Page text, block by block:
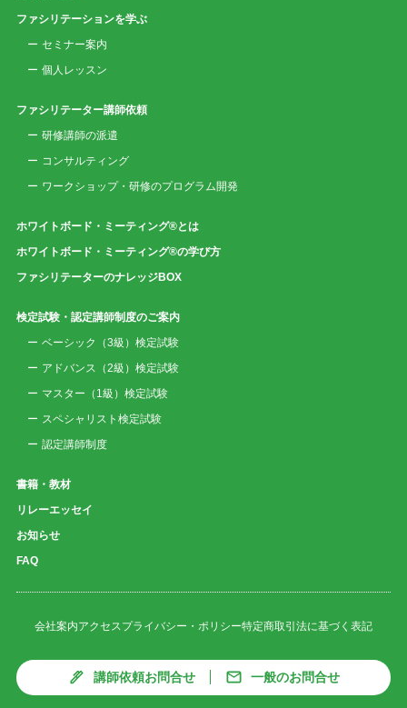
ファシリテーションを学ぶ
セミナー案内
個人レッスン
ファシリテーター講師依頼
研修講師の派遣
コンサルティング
ワークショップ・研修のプログラム開発
ホワイトボード・ミーティング®とは
ホワイトボード・ミーティング®の学び方
ファシリテーターのナレッジBOX
検定試験・認定講師制度のご案内
ベーシック（3級）検定試験
アドバンス（2級）検定試験
マスター（1級）検定試験
スペシャリスト検定試験
認定講師制度
書籍・教材
リレーエッセイ
お知らせ
FAQ
会社案内アクセスプライバシー・ポリシー特定商取引法に基づく表記
講師依頼お問合せ 一般のお問合せ